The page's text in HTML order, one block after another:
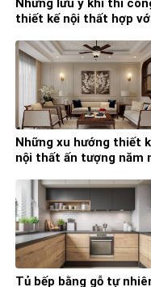
Những lưu ý khi thi
thiết kế nội thất hợp
Những xu hướng thiết
nội thất ấn tượng năm
Tủ bếp bằng gỗ tự